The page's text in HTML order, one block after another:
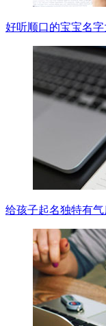
好听顺口的宝宝名
给孩子起名独特有